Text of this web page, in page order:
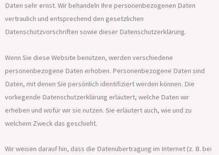
Daten sehr ernst. Wir behandeln Ihre personenbezogenen Daten
vertraulich und entsprechend den gesetzlichen
Datenschutzvorschriften sowie dieser Datenschutzerklärung.
Wenn Sie diese Website benutzen, werden verschiedene
personenbezogene Daten erhoben. Personenbezogene Daten sind
Daten, mit denen Sie persönlich identifiziert werden können. Die
vorliegende Datenschutzerklärung erläutert, welche Daten wir
erheben und wofür wir sie nutzen. Sie erläutert auch, wie und zu
welchem Zweck das geschieht.
Wir weisen darauf hin, dass die Datenübertragung im Internet (z. B. bei